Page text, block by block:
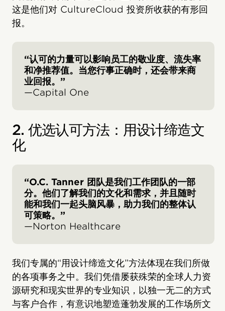
这是他们对 CultureCloud 投资所收获的有形回
报。
“认可的力量可以影响员工的敬业度、流失率
和净推荐值。当您行事正确时，还会带来商
业回报。”
—Capital One
2. 优选认可方法：用设计缔造文
化
“O.C. Tanner 团队是我们工作团队的一部
分。他们了解我们的文化和需求，并且随时
能和我们一起头脑风暴，助力我们的整体认
可策略。”
—Norton Healthcare
我们专属的“用设计缔造文化”方法体现在我们所做
的各项事务之中。我们凭借屡获殊荣的全球人力资
源研究和现实世界的专业知识，以独一无二的方式
与客户合作，有意识地塑造蓬勃发展的工作场所文